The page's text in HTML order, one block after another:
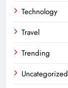
Technology
Travel
Trending
Uncategorized